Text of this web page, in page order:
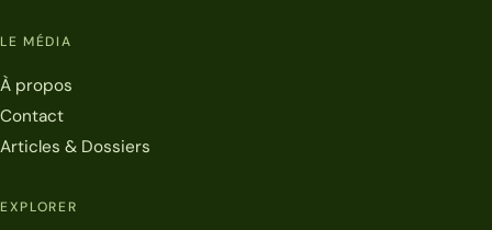
LE MÉDIA
À propos
Contact
Articles & Dossiers
EXPLORER